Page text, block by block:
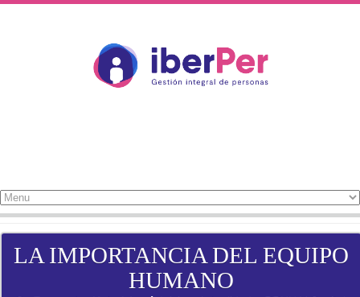
Pasar al contenido principal
LA IMPORTANCIA DEL EQUIPO
HUMANO